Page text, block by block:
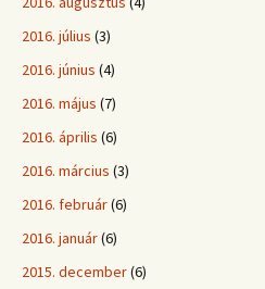
2016. július (3)
2016. június (4)
2016. május (7)
2016. április (6)
2016. március (3)
2016. február(6)
2016. január(6)
2015. december(6)